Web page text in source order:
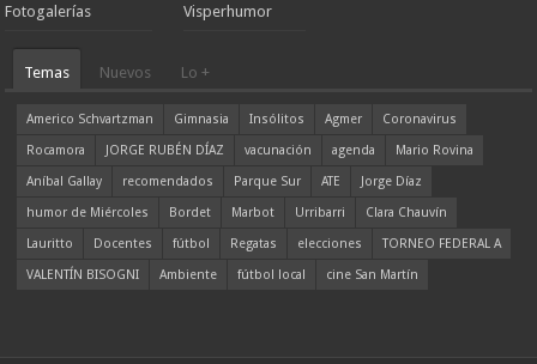
Fotogalerías Visperhumor
Temas Nuevos Lo +
Americo Schvartzman Gimnasia Insólitos Agmer
Coronavirus
Rocamora
JORGE RUBÉN DÍAZ vacunación agenda
Mario Rovina
Aníbal Gallay
recomendados Parque Sur ATE
Jorge Díaz
humor de Miércoles
Bordet Marbot Urribarri
Clara Chauvín
Lauritto
Docentes fútbol Regatas elecciones
TORNEO FEDERAL A
VALENTÍN BISOGNI
Ambiente fútbol local cine San Martín